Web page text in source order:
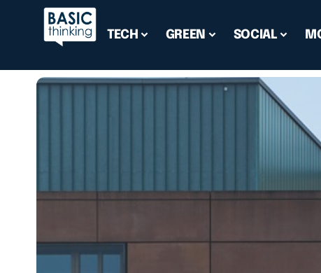
TECH GREEN SOCIAL